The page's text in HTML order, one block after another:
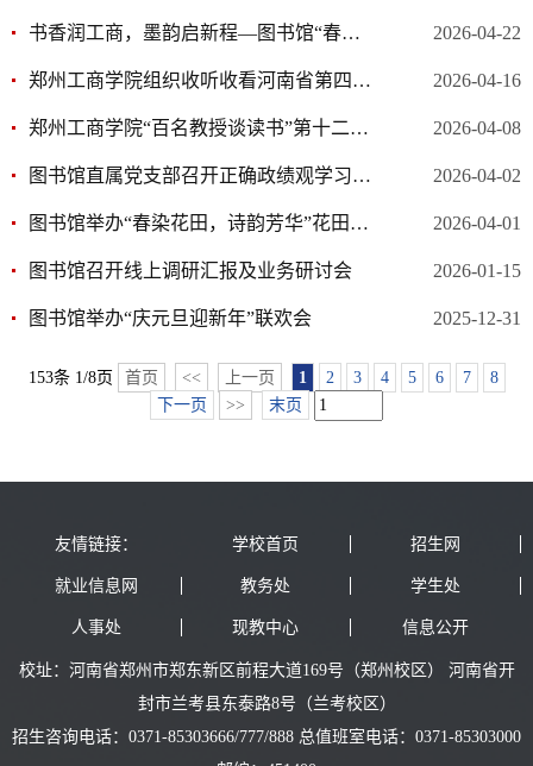
书香润工商，墨韵启新程—图书馆“春生·夏长”主题图书展启幕 2026-04-22
郑州工商学院组织收听收看河南省第四届青少年学生读书行动暨中小学书香校园建设现场会 2026-04-16
郑州工商学院“百名教授谈读书”第十二期开讲 宋文京教授分享“从字到书的人生” 2026-04-08
图书馆直属党支部召开正确政绩观学习教育专题会议 2026-04-02
图书馆举办“春染花田，诗韵芳华”花田诗会 2026-04-01
图书馆召开线上调研汇报及业务研讨会 2026-01-15
图书馆举办“庆元旦迎新年”联欢会 2025-12-31
153条 1/8页 首页 << 上一页 1 2 3 4 5 6 7
8
下一页
>> 末页
友情链接： 学校首页 招生网
就业信息网 教务处 学生处
人事处 现教中心 信息公开
校址：河南省郑州市郑东新区前程大道169号（郑州校区） 河南省开
封市兰考县东泰路8号（兰考校区）
招生咨询电话：0371-85303666/777/888 总值班室电话：0371-85303000